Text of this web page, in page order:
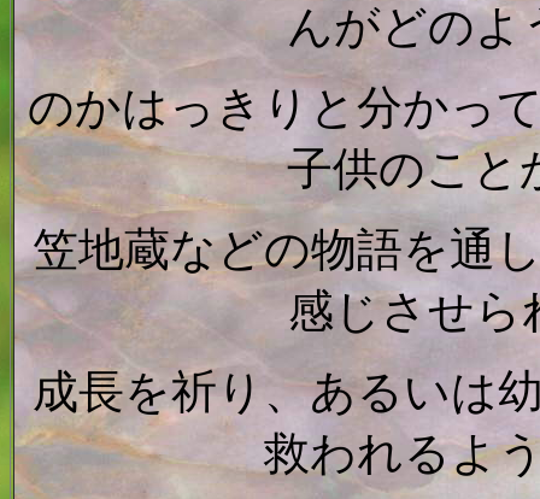
んがどのよ
のかはっきりと分かっ
子供のこと
笠地蔵などの物語を通
感じさせら
成長を祈り、あるいは
救われるよ